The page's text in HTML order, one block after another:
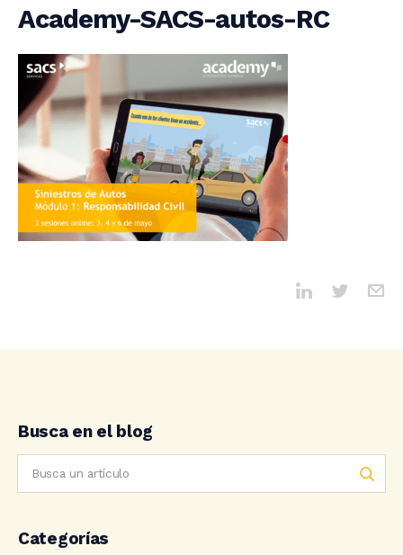
Academy-SACS-autos-RC
Busca en el blog
Categorías